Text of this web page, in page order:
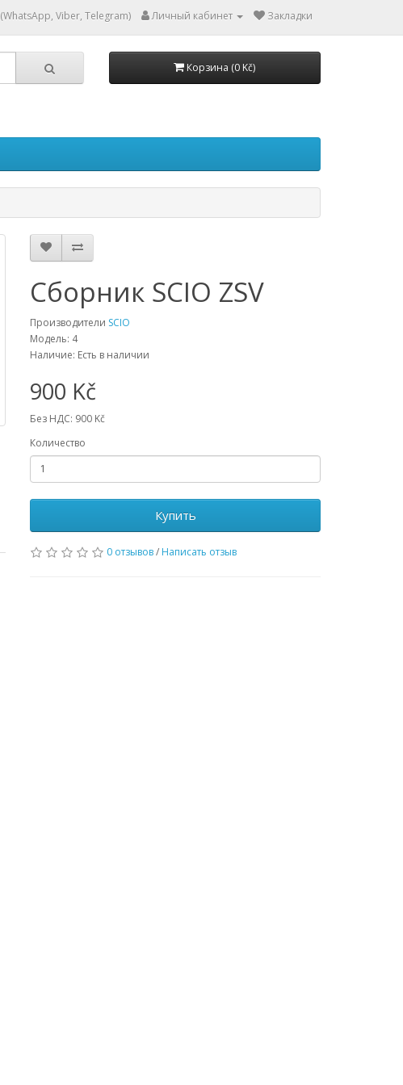
Viber, Telegram) Личный кабинет Закладки
Корзина (0 Kč)
Сборник SCIO ZSV
Производители SCIO
Модель: 4
Наличие: Есть в наличии
900 Kč
Без НДС: 900 Kč
Количество
Купить
0 отзывов/ Написать отзыв